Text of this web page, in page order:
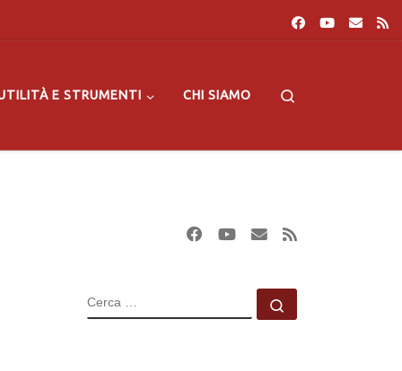
E STRUMENTI CHI SIAMO
CERCA